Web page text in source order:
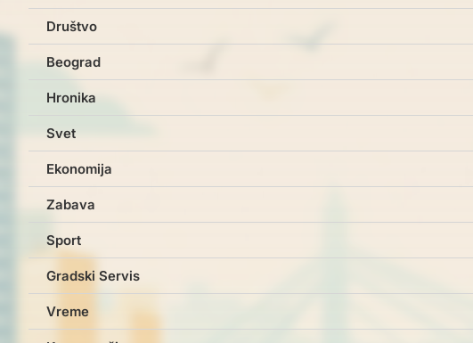
Društvo
Beograd
Hronika
Svet
Ekonomija
Zabava
Sport
Gradski Servis
Vreme